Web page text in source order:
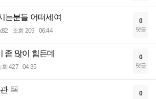
는분들 어떠세여
조회 209 06:44
0
댓글
좀 많이 힘든데
회 427 04:35
0
댓글
0